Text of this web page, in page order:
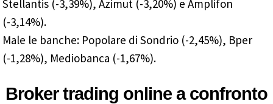
Stellantis (-3,39%), Azimut (-3,20%) e Amplifon
(-3,14%).
Male le banche: Popolare di Sondrio (-2,45%), Bper
(-1,28%), Mediobanca (-1,67%).
Broker trading online a confronto